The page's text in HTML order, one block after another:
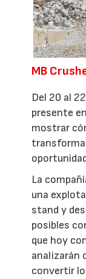
MB
Del 20 al
presente
mostrar
La
una
stand y
posibles
que hoy
analizarán
convertir